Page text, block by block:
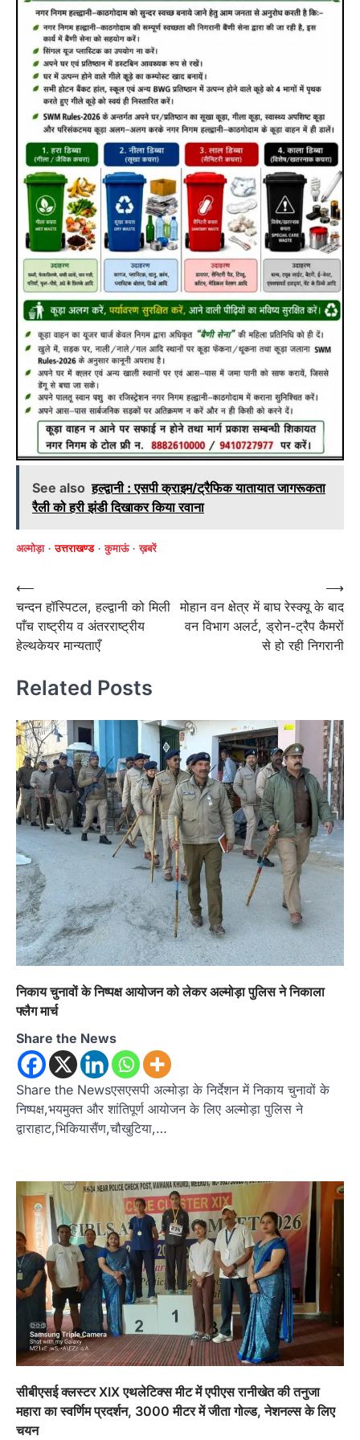
See also हल्द्वानी : एसपी क्राइम/ट्रैफिक यातायात जागरूकता
रैली को हरी झंडी दिखाकर किया रवाना
अल्मोड़ा उत्तराखण्ड कुमाऊं ख़बरें
Post
navigation
⟵
चन्दन हॉस्पिटल, हल्द्वानी को मिली
पाँच राष्ट्रीय व अंतरराष्ट्रीय
हेल्थकेयर मान्यताएँ
मोहान वन क्षेत्र में बाघ रेस्क्यू के बाद
वन विभाग अलर्ट, ड्रोन-ट्रैप कैमरों
से हो रही निगरानी
⟶
Related Posts
निकाय चुनावों के निष्पक्ष आयोजन को लेकर अल्मोड़ा पुलिस ने निकाला
फ्लैग मार्च
Share the News
Share the Newsएसएसपी अल्मोड़ा के निर्देशन में निकाय चुनावों के
निष्पक्ष,भयमुक्त और शांतिपूर्ण आयोजन के लिए अल्मोड़ा पुलिस ने
द्वाराहाट,भिकियासैंण,चौखुटिया,…
सीबीएसई क्लस्टर XIX एथलेटिक्स मीट में एपीएस रानीखेत की तनुजा
महारा का स्वर्णिम प्रदर्शन, 3000 मीटर में जीता गोल्ड, नेशनल्स के लिए
चयन
2
अल्मोड़ा उत्तराखण्ड कुमाऊं ख़बरें
तुला सिंह तड़ियाल की पुस्तक ‘संघर्षों भरा
सफर’ का भव्य विमोचन, जन आंदोलनों के
इतिहास को सहेजने का प्रयास
Admin August 9, 2026
उत्तराखंड के सामाजिक और राज्य आंदोलन के संघर्षों को
दस्तावेज के रूप में प्रस्तुत करती…